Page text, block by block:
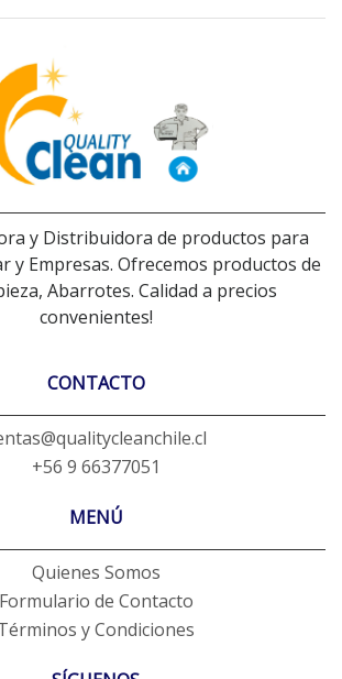
y Distribuidora de productos para
y Empresas. Ofrecemos productos de
Abarrotes. Calidad a precios
convenientes!
CONTACTO
+56 9 66377051
MENÚ
Quienes Somos
Formulario de Contacto
y Condiciones